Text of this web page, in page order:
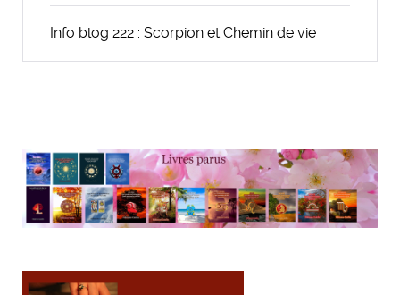
Info blog 222 : Scorpion et Chemin de vie